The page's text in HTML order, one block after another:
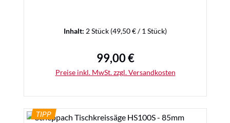
Inhalt: 2 Stück (49,50 € / 1 Stück)
Regulärer Preis:
99,00 €
Preise inkl. MwSt. zzgl. Versandkosten
TIPP